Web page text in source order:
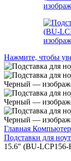
Нажмите, чтобы
Главная
Подставки для
15.6″ (BU-